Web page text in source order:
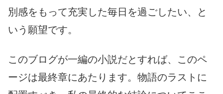
別感をもって充実した毎日を過ごしたい、と
いう願望です。
このブログが一編の小説だとすれば、このペ
ージは最終章にあたります。物語のラストに